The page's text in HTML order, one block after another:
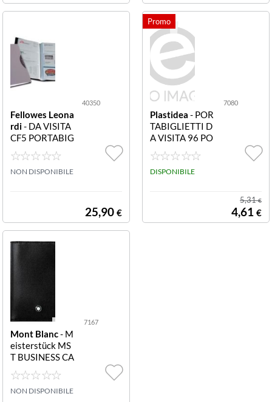
40350
Fellowes Leona
rdi- DA VISITA
CF5 PORTABIG
LIETTI CUST 40
350 CF5 PORT
ABIGLIETTI VIS
NON DISPONIBILE
25,90 €
7080
Plastidea - POR
TABIGLIETTI D
A VISITA 96 PO
STI 7080 PORT
ABIGLIETTI DA
VISITA 96 POST
DISPONIBILE
5,31€
4,61 €
7167
Mont Blanc- M
eisterstück MS
T BUSINESS CA
RDHOLDER GU
SSETBLACK 71
67 MST Busines
NON DISPONIBILE